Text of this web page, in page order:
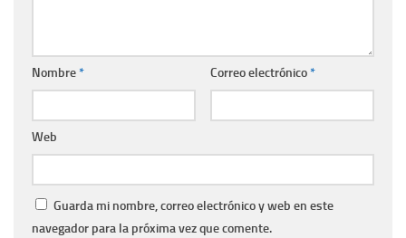
Nombre* Correo electrónico*
Web
Guarda mi nombre, correo electrónico y web en este
navegador para la próxima vez que comente.